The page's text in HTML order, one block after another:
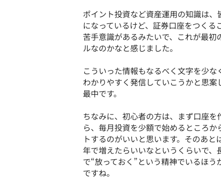
ポイント投資など資産運用の知識は、
になっているけど、証券口座をつくる
苦手意識があるみたいで、これが最初
ルなのかなと感じました。
こういった情報もなるべく文字を少な
わかりやすく発信していこうかと思案
最中です。
ちなみに、初心者の方は、まず口座を
ら、毎月投資を少額で始めるところか
トするのがいいと思います。そのあと
年で増えたらいいなというくらいで、
で“放っておく”という精神でいるほう
ですね。